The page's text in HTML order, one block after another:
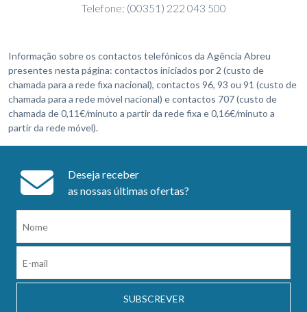
Telefone: (00351) 222 043 500
Informação sobre os contactos telefónicos da Agência Abreu
presentes nesta página: contactos iniciados por 2 (custo de
chamada para a rede fixa nacional), contactos 96, 93 ou 91 (custo de
chamada para a rede móvel nacional) e contactos 707 (custo de
chamada de 0,11€/minuto a partir da rede fixa e 0,16€/minuto a
partir da rede móvel).
Deseja receber
as nossas últimas ofertas?
SUBSCREVER